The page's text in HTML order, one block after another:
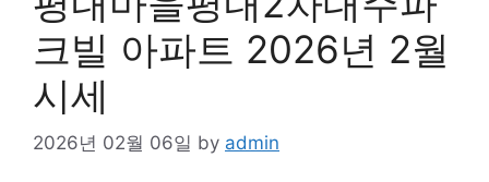
크빌 아파트 2026년 2월
시세
2026년 02월 06일 by admin